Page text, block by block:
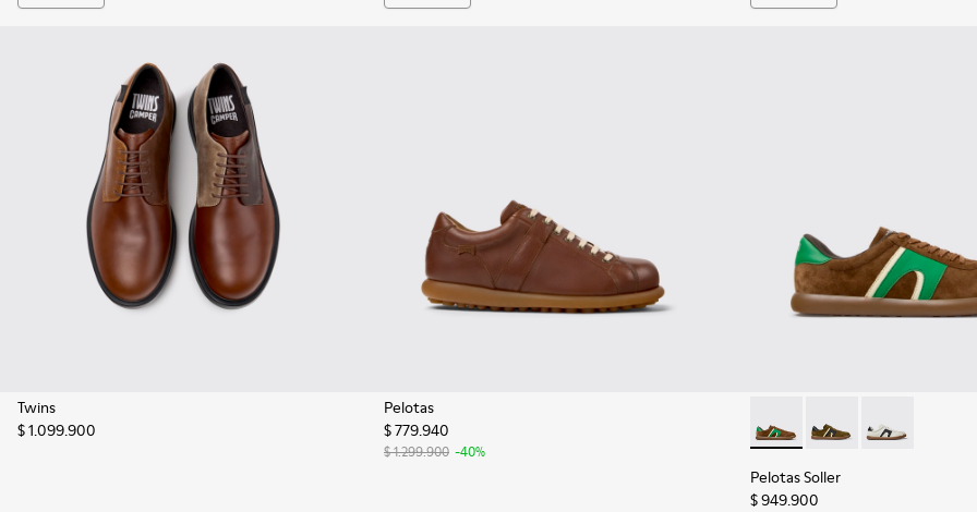
Twins
$ 1.099.900
Pelotas
$ 779.940
$ 1.299.900 -40%
Pelotas Soller - K100937-
Pelotas Soller -
Pelotas
Pelotas Soller
$ 949.900